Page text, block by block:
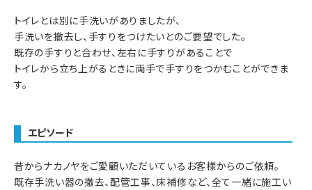
トイレとは別に手洗いがありましたが、
手洗いを撤去し、手すりをつけたいとのご要望でした。
既存の手すりと合わせ、左右に手すりがあることで
トイレから立ち上がるときに両手で手すりをつかむことができま
す。
エピソード
昔からナカノヤをご愛顧いただいているお客様からのご依頼。
既存手洗い器の撤去、配管工事、床補修など、全て一緒に施工い